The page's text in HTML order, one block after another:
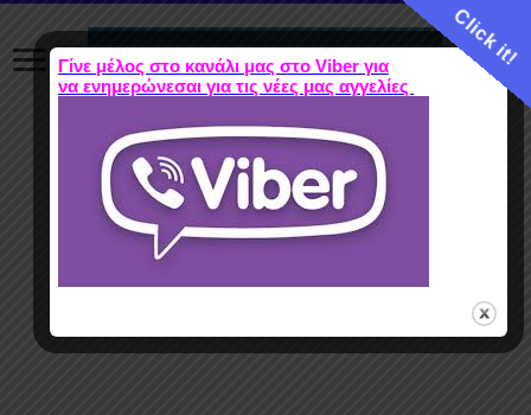
Click it!
Γίνε μέλος στο κανάλι μας στο Viber για
να ενημερώνεσαι για τις νέες μας αγγελίες